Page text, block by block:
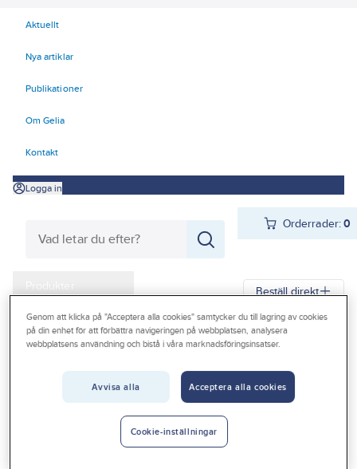
Aktuellt
Nya artiklar
Publikationer
Om Gelia
Kontakt
Logga in
Orderrader:0
Produkter
Kampanjer
Outlet
Beställ direkt
Gelia Produkter Arbetsplats Förvaring
Väskor och lådor
Sortimentskåp
PELA 9 lådor
Genom att klicka på "Acceptera alla cookies" samtycker du till lagring av cookies
på din enhet för att förbättra navigeringen på webbplatsen, analysera
webbplatsens användning och bistå i våra marknadsföringsinsatser.
Avvisa alla Acceptera alla cookies
Cookie-inställningar